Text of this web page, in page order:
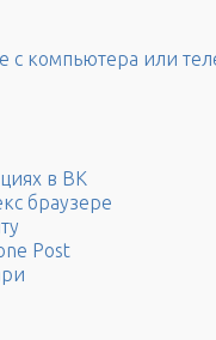
с компьютера или
в ВК
браузере
Post